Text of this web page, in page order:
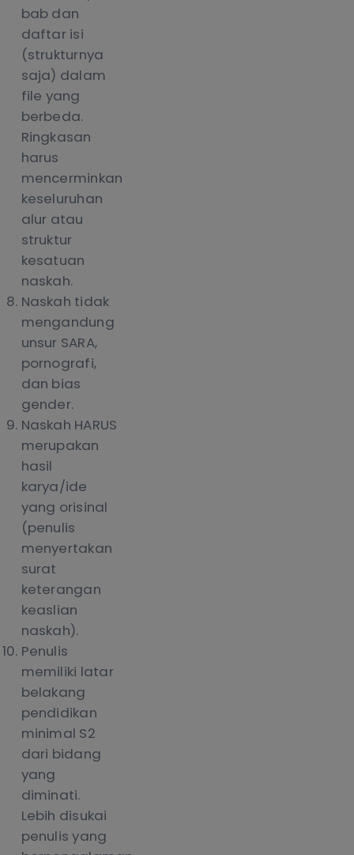
bab dan
daftar isi
(strukturnya
saja) dalam
file yang
berbeda.
Ringkasan
harus
mencerminkan
keseluruhan
alur atau
struktur
kesatuan
naskah.
Naskah tidak
mengandung
unsur SARA,
pornografi,
dan bias
gender.
Naskah HARUS
merupakan
hasil
karya/ide
yang orisinal
(penulis
menyertakan
surat
keterangan
keaslian
naskah).
Penulis
memiliki latar
belakang
pendidikan
minimal S2
dari bidang
yang
diminati.
Lebih disukai
penulis yang